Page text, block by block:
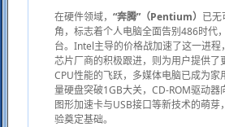
在硬件领域， “奔腾”（Pentium） 已无
角，标志着个人电脑全面告别486时代
台。Intel主导的价格战加速了这一进
芯片厂商的积极跟进，则为用户提供了
CPU性能的飞跃，多媒体电脑已成为
量硬盘突破1GB大关，CD-ROM驱动器
图形加速卡与USB接口等新技术的萌
验奠定基础。